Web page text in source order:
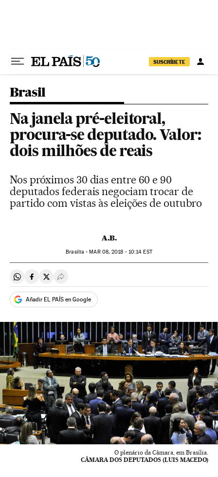
SUSCRÍBETE
Brasil
Na janela pré-eleitoral,
procura-se deputado. Valor:
dois milhões de reais
Nos próximos 30 dias entre 60 e 90
deputados federais negociam trocar de
partido com vistas às eleições de outubro
A.B.
Brasília -MAR08, 2018 - 10:14 EST
Compartir en Whatsapp
Compartir en Facebook
Compartir en Twitter
Desplegar Redes Sociales
Añadir EL PAÍS en Google
O plenário da Câmara, em Brasília.
CÂMARA DOS DEPUTADOS (LUIS MACEDO)